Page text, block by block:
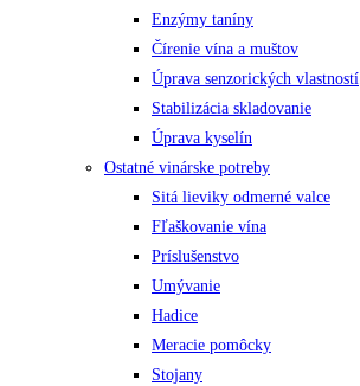
Enzýmy taníny
Čírenie vína a muštov
Úprava senzorických vlastností
Stabilizácia skladovanie
Úprava kyselín
Ostatné vinárske potreby
Sitá lieviky odmerné valce
Fľaškovanie vína
Príslušenstvo
Umývanie
Hadice
Meracie pomôcky
Stojany